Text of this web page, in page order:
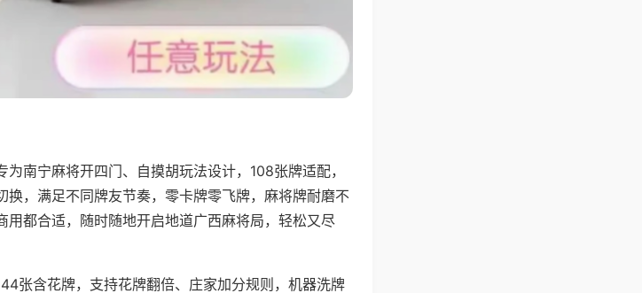
为南宁麻将开四门、自摸胡玩法设计，108张牌适配，
换，满足不同牌友节奏，零卡牌零飞牌，麻将牌耐磨不
都合适，随时随地开启地道广西麻将局，轻松又尽
张含花牌，支持花牌翻倍、庄家加分规则，机器洗牌